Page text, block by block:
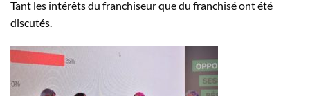
Tant les intérêts du franchiseur que du franchisé ont été
discutés.